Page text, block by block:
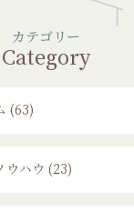
カテゴリー
Category
(63)
ウハウ (23)